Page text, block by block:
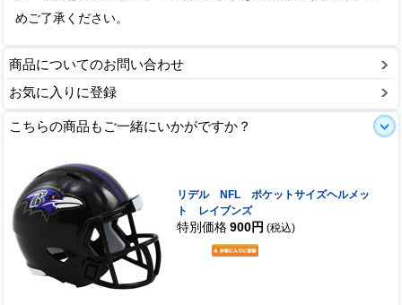
めご了承ください。
商品についてのお問い合わせ
お気に入りに登録
こちらの商品もご一緒にいかがですか？
リデル NFL ポケットサイズヘルメッ
ト レイブンズ
特別価格 900円 (税込)